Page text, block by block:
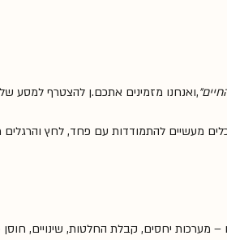
,ואנחנו מזמינים אתכם.ן להצטרף למסע של
מעשיים להתמודדות עם פחד, לחץ
מערכות יחסים, קבלת החלטות, שינויים, חוסן